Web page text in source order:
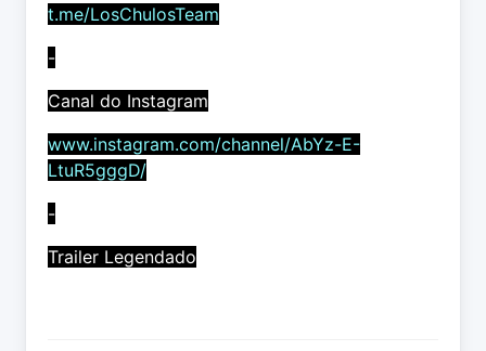
t.me/LosChulosTeam
-
Canal do Instagram
www.instagram.com/channel/AbYz-E-
LtuR5gggD/
-
Trailer Legendado